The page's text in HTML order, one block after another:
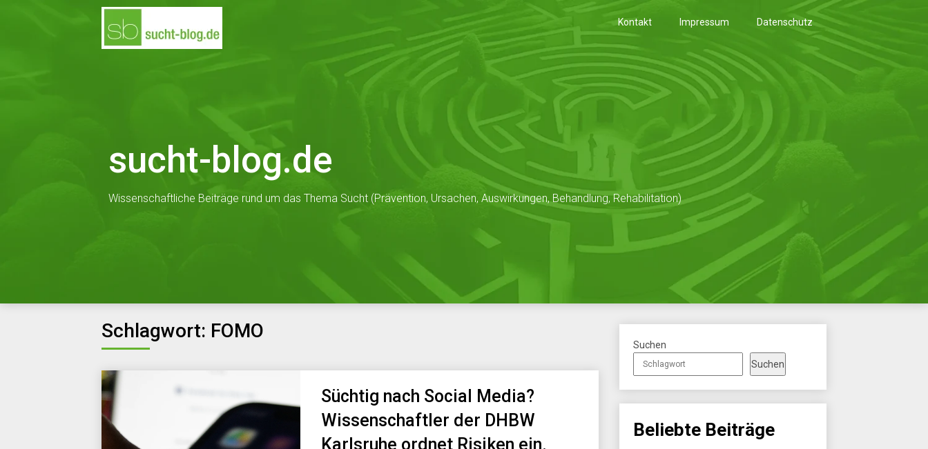
Kontakt Impressum Datenschutz
sucht-blog.de
Wissenschaftliche Beiträge rund um das Thema Sucht (Prävention, Ursachen, Auswirkungen, Behandlung, Rehabilitation)
Schlagwort: FOMO
Süchtig nach Social Media?
Wissenschaftler der DHBW
Karlsruhe ordnet Risiken ein.
Suchen
Suchen
Beliebte Beiträge